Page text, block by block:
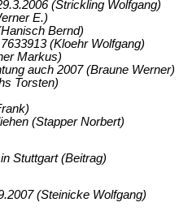
(Strickling Wolfgang)
E.)
Bernd)
(Kloehr Wolfgang)
Markus)
auch 2007 (Braune Werner)
Torsten)
(Stapper Norbert)
Stuttgart (Beitrag)
(Steinicke Wolfgang)